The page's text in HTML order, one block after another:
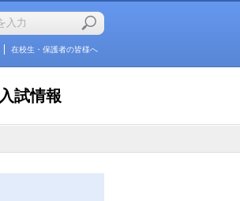
在校生・保護者の皆様へ
入試情報